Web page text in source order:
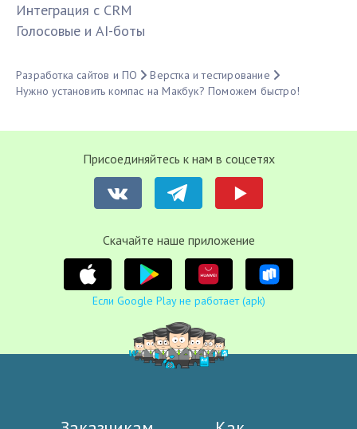
Интеграция с CRM
Голосовые и AI-боты
Разработка сайтов и ПО
Верстка и тестирование
Нужно установить компас на Макбук? Поможем быстро!
Присоединяйтесь к нам в соцсетях
Cкачайте наше приложение
Если Google Play не работает (apk)